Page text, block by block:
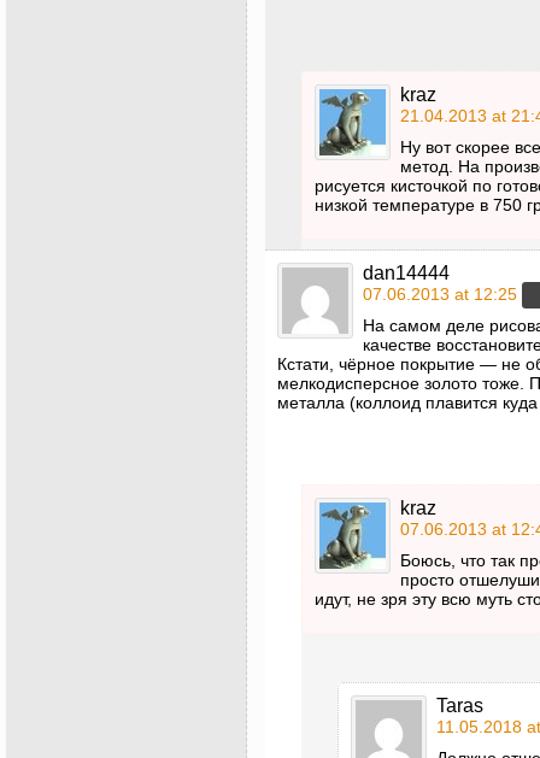
kraz
21.04.2013 at
Ну вот скорее
метод. На
рисуется кисточкой по
низкой температуре в 750
dan14444
07.06.2013 at 12:25
На самом деле
качестве
Кстати, чёрное покрытие — не
мелкодисперсное золото тоже.
металла (коллоид плавится
kraz
07.06.2013 at
Боюсь, что так
просто
идут, не зря эту всю муть
Taras
11.05.2018